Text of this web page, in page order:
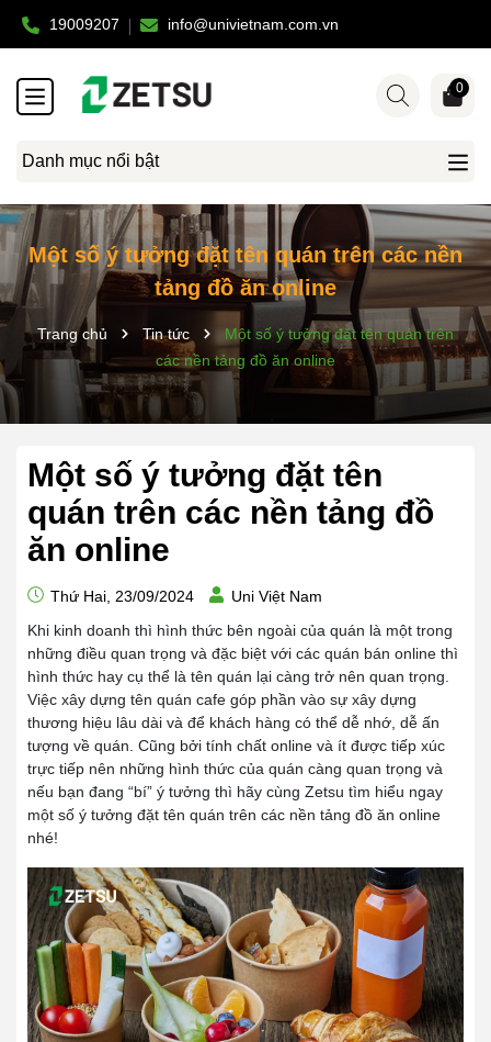
19009207 info@univietnam.com.vn
Danh mục nổi bật
0
Một số ý tưởng đặt tên quán trên các nền
tảng đồ ăn online
Trang chủ Tin tức
Một số ý tưởng đặt tên quán trên
các nền tảng đồ ăn online
Một số ý tưởng đặt tên
quán trên các nền tảng đồ
ăn online
Thứ Hai, 23/09/2024
Uni Việt Nam
Khi kinh doanh thì hình thức bên ngoài của quán là một trong
những điều quan trọng và đặc biệt với các quán bán online thì
hình thức hay cụ thể là tên quán lại càng trở nên quan trọng.
Việc xây dựng tên quán cafe góp phần vào sự xây dựng
thương hiệu lâu dài và để khách hàng có thể dễ nhớ, dễ ấn
tượng về quán. Cũng bởi tính chất online và ít được tiếp xúc
trực tiếp nên những hình thức của quán càng quan trọng và
nếu bạn đang “bí” ý tưởng thì hãy cùng Zetsu tìm hiểu ngay
một số ý tưởng đặt tên quán trên các nền tảng đồ ăn online
nhé!